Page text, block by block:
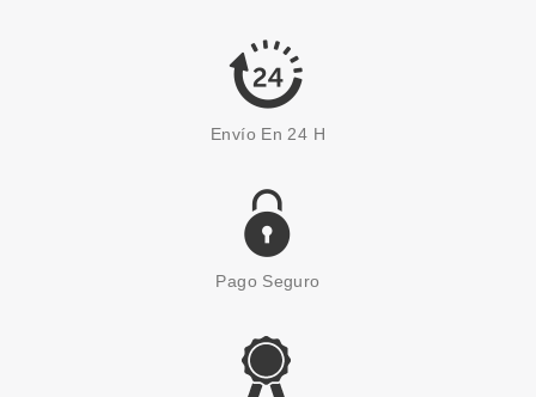
Envío En 24 H
Pago Seguro